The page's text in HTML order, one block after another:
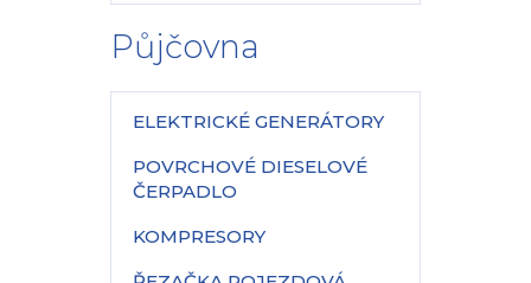
Půjčovna
ELEKTRICKÉ GENERÁTORY
POVRCHOVÉ DIESELOVÉ
ČERPADLO
KOMPRESORY